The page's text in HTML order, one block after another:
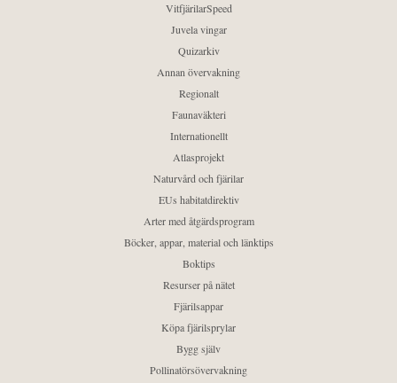
VitfjärilarSpeed
Juvela vingar
Quizarkiv
Annan övervakning
Regionalt
Faunaväkteri
Internationellt
Atlasprojekt
Naturvård och fjärilar
EUs habitatdirektiv
Arter med åtgärdsprogram
Böcker, appar, material och länktips
Boktips
Resurser på nätet
Fjärilsappar
Köpa fjärilsprylar
Bygg själv
Pollinatörsövervakning